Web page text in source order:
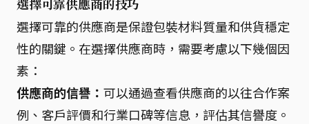
選擇可靠供應商的技巧
選擇可靠的供應商是保證包裝材料質量和供貨穩定
性的關鍵。在選擇供應商時，需要考慮以下幾個因
素：
供應商的信譽： 可以通過查看供應商的以往合作案
例、客戶評價和行業口碑等信息，評估其信譽度。